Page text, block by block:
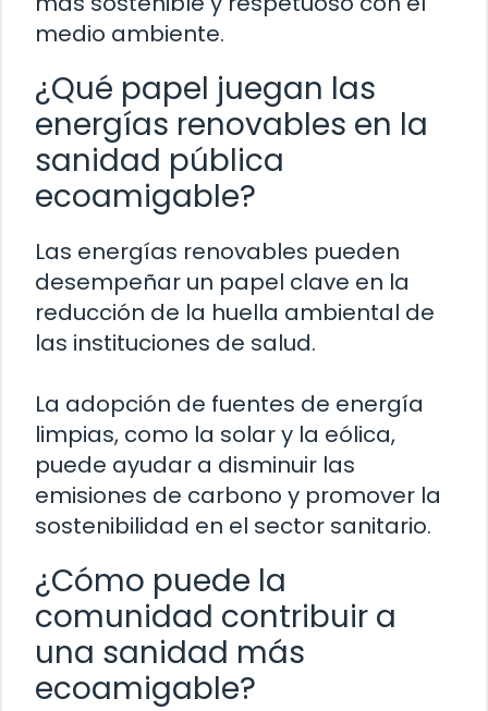
medio ambiente.
¿Qué papel juegan las
energías renovables en la
sanidad pública
ecoamigable?
Las energías renovables pueden
desempeñar un papel clave en la
reducción de la huella ambiental de
las instituciones de salud.
La adopción de fuentes de energía
limpias, como la solar y la eólica,
puede ayudar a disminuir las
emisiones de carbono y promover la
sostenibilidad en el sector sanitario.
¿Cómo puede la
comunidad contribuir a
una sanidad más
ecoamigable?